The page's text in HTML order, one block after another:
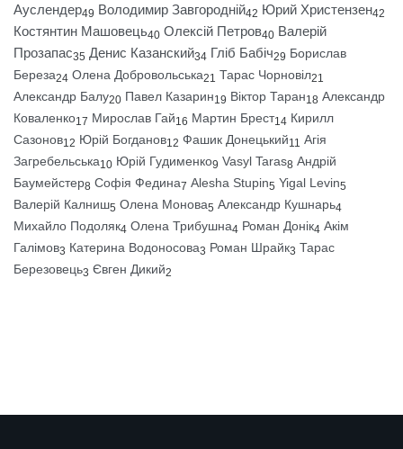
Ауслендер49 Володимир Завгородній42 Юрий Христензен42
Костянтин Машовець40 Олексій Петров40 Валерій
Прозапас35 Денис Казанский34 Гліб Бабіч29 Борислав
Береза24 Олена Добровольська21 Тарас Чорновіл21
Александр Балу20 Павел Казарин19 Віктор Таран18 Александр
Коваленко17 Мирослав Гай16 Мартин Брест14 Кирилл
Сазонов12 Юрій Богданов12 Фашик Донецький11 Агія
Загребельська10 Юрій Гудименко9 Vasyl Taras8 Андрій
Баумейстер8 Софія Федина7 Alesha Stupin5 Yigal Levin5
Валерій Калниш5 Олена Монова5 Александр Кушнарь4
Михайло Подоляк4 Олена Трибушна4 Роман Донік4 Акім
Галімов3 Катерина Водоносова3 Роман Шрайк3 Тарас
Березовець3 Євген Дикий2